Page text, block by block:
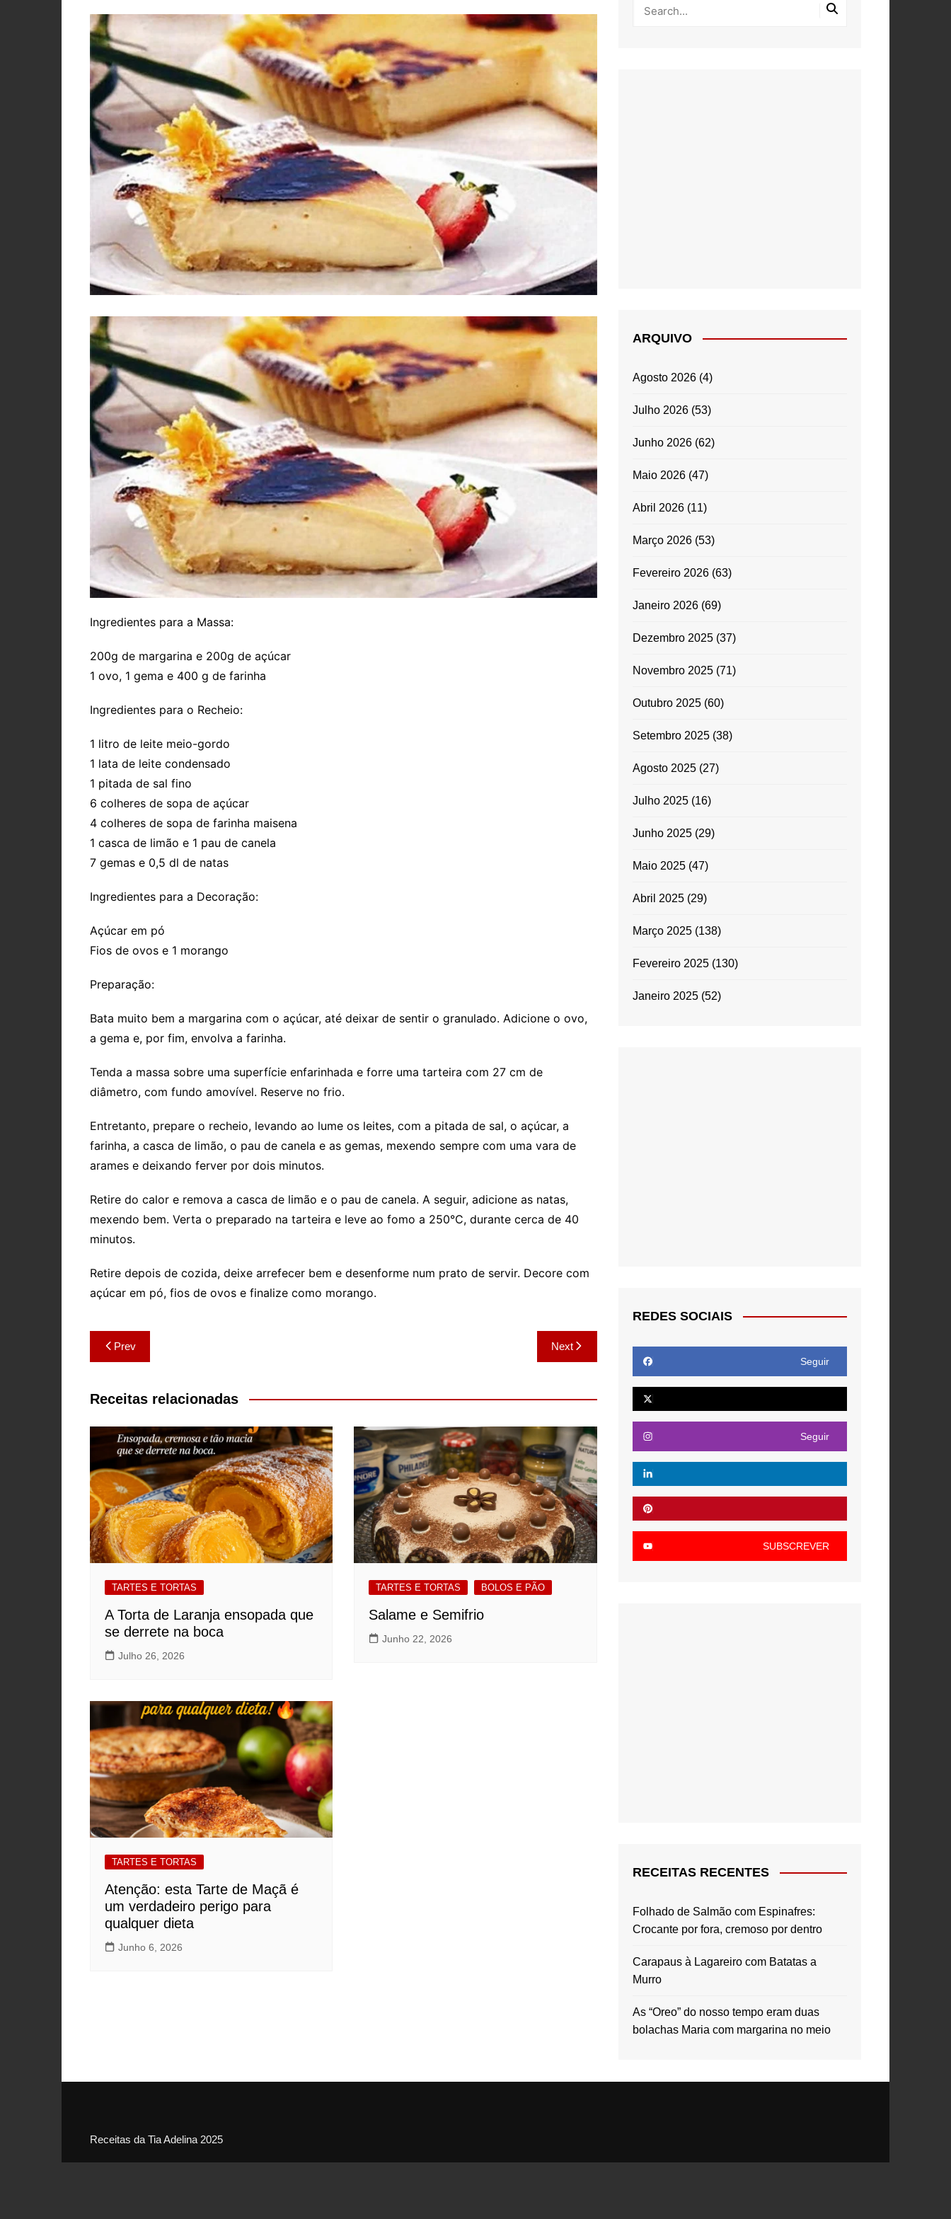
VACA, VITELA, NOVILHO
MASSAS
MOLHOS E TEMPEROS
MIGAS E AÇORDAS
PETISCOS
QUICHES
Ingredientes para a Massa:
200g de margarina e 200g de açúcar
1 ovo, 1 gema e 400 g de farinha
Ingredientes para o Recheio:
1 litro de leite meio-gordo
1 lata de leite condensado
1 pitada de sal fino
6 colheres de sopa de açúcar
4 colheres de sopa de farinha maisena
1 casca de limão e 1 pau de canela
7 gemas e 0,5 dl de natas
Ingredientes para a Decoração:
Açúcar em pó
Fios de ovos e 1 morango
Preparação:
Bata muito bem a margarina com o açúcar, até deixar de sentir o granulado. Adicione o ovo,
a gema e, por fim, envolva a farinha.
Tenda a massa sobre uma superfície enfarinhada e forre uma tarteira com 27 cm de
diâmetro, com fundo amovível. Reserve no frio.
Entretanto, prepare o recheio, levando ao lume os leites, com a pitada de sal, o açúcar, a
farinha, a casca de limão, o pau de canela e as gemas, mexendo sempre com uma vara de
arames e deixando ferver por dois minutos.
Retire do calor e remova a casca de limão e o pau de canela. A seguir, adicione as natas,
mexendo bem. Verta o preparado na tarteira e leve ao fomo a 250°C, durante cerca de 40
minutos.
Retire depois de cozida, deixe arrefecer bem e desenforme num prato de servir. Decore com
açúcar em pó, fios de ovos e finalize como morango.
Navegação
de
artigos
Prev Next
Receitas relacionadas
TARTES E TORTAS
A Torta de Laranja ensopada que
se derrete na boca
Julho 26, 2026
TARTES E TORTAS BOLOS E PÃO
Salame e Semifrio
Junho 22, 2026
TARTES E TORTAS
Atenção: esta Tarte de Maçã é
um verdadeiro perigo para
qualquer dieta
Junho 6, 2026
ARQUIVO
Agosto 2026(4)
Julho 2026(53)
Junho 2026(62)
Maio 2026(47)
Abril 2026(11)
Março 2026(53)
Fevereiro 2026(63)
Janeiro 2026(69)
Dezembro 2025(37)
Novembro 2025(71)
Outubro 2025(60)
Setembro 2025(38)
Agosto 2025(27)
Julho 2025(16)
Junho 2025(29)
Maio 2025(47)
Abril 2025(29)
Março 2025(138)
Fevereiro 2025(130)
Janeiro 2025(52)
REDES SOCIAIS
Seguir
Seguir
SUBSCREVER
RECEITAS RECENTES
Folhado de Salmão com Espinafres:
Crocante por fora, cremoso por dentro
Carapaus à Lagareiro com Batatas a
Murro
As “Oreo” do nosso tempo eram duas
bolachas Maria com margarina no meio
Receitas da Tia Adelina 2025